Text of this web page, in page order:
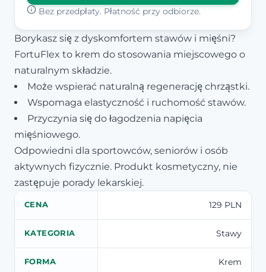
Bez przedpłaty. Płatność przy odbiorze.
Borykasz się z dyskomfortem stawów i mięśni?
FortuFlex to krem do stosowania miejscowego o
naturalnym składzie.
Może wspierać naturalną regenerację chrząstki.
Wspomaga elastyczność i ruchomość stawów.
Przyczynia się do łagodzenia napięcia
mięśniowego.
Odpowiedni dla sportowców, seniorów i osób
aktywnych fizycznie. Produkt kosmetyczny, nie
zastępuje porady lekarskiej.
CENA 129 PLN
KATEGORIA Stawy
FORMA Krem